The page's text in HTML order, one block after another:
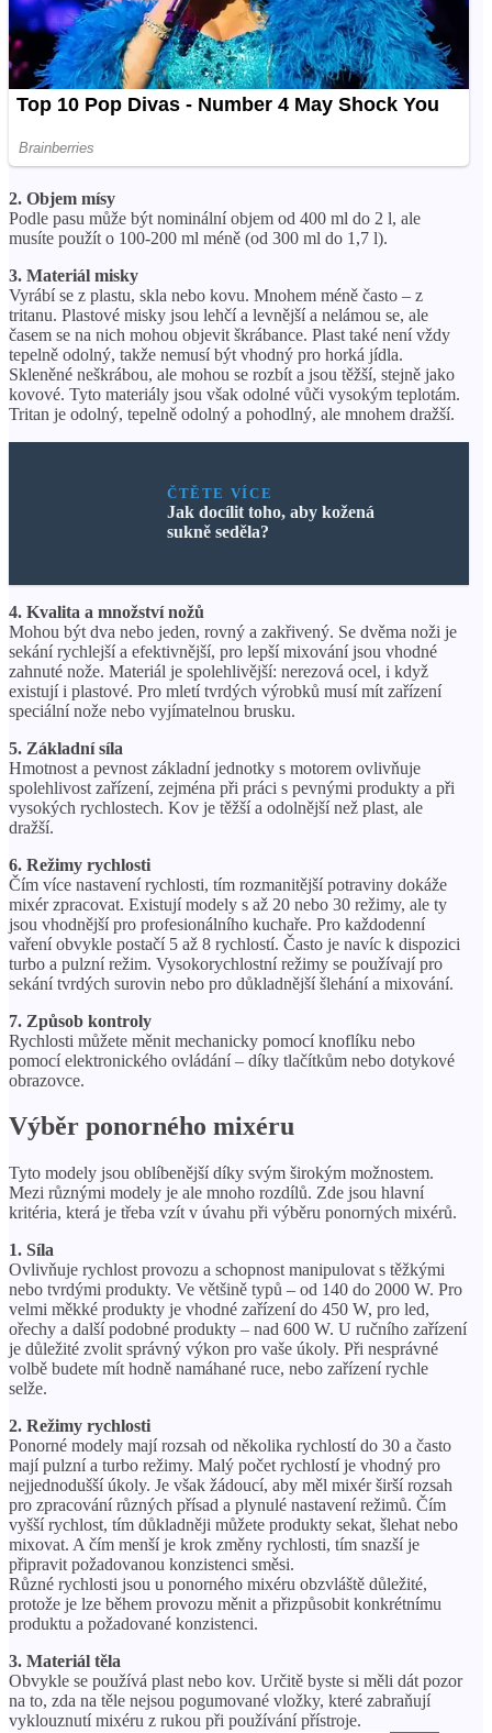
2. Objem mísy
Podle pasu může být nominální objem od 400 ml do 2 l, ale
musíte použít o 100-200 ml méně (od 300 ml do 1,7 l).
3. Materiál misky
Vyrábí se z plastu, skla nebo kovu. Mnohem méně často – z
tritanu. Plastové misky jsou lehčí a levnější a nelámou se, ale
časem se na nich mohou objevit škrábance. Plast také není vždy
tepelně odolný, takže nemusí být vhodný pro horká jídla.
Skleněné neškrábou, ale mohou se rozbít a jsou těžší, stejně jako
kovové. Tyto materiály jsou však odolné vůči vysokým teplotám.
Tritan je odolný, tepelně odolný a pohodlný, ale mnohem dražší.
ČTĚTE VÍCE
Jak docílit toho, aby kožená
sukně seděla?
4. Kvalita a množství nožů
Mohou být dva nebo jeden, rovný a zakřivený. Se dvěma noži je
sekání rychlejší a efektivnější, pro lepší mixování jsou vhodné
zahnuté nože. Materiál je spolehlivější: nerezová ocel, i když
existují i ​​plastové. Pro mletí tvrdých výrobků musí mít zařízení
speciální nože nebo vyjímatelnou brusku.
5. Základní síla
Hmotnost a pevnost základní jednotky s motorem ovlivňuje
spolehlivost zařízení, zejména při práci s pevnými produkty a při
vysokých rychlostech. Kov je těžší a odolnější než plast, ale
dražší.
6. Režimy rychlosti
Čím více nastavení rychlosti, tím rozmanitější potraviny dokáže
mixér zpracovat. Existují modely s až 20 nebo 30 režimy, ale ty
jsou vhodnější pro profesionálního kuchaře. Pro každodenní
vaření obvykle postačí 5 až 8 rychlostí. Často je navíc k dispozici
turbo a pulzní režim. Vysokorychlostní režimy se používají pro
sekání tvrdých surovin nebo pro důkladnější šlehání a mixování.
7. Způsob kontroly
Rychlosti můžete měnit mechanicky pomocí knoflíku nebo
pomocí elektronického ovládání – díky tlačítkům nebo dotykové
obrazovce.
Výběr ponorného mixéru
Tyto modely jsou oblíbenější díky svým širokým možnostem.
Mezi různými modely je ale mnoho rozdílů. Zde jsou hlavní
kritéria, která je třeba vzít v úvahu při výběru ponorných mixérů.
1. Síla
Ovlivňuje rychlost provozu a schopnost manipulovat s těžkými
nebo tvrdými produkty. Ve většině typů – od 140 do 2000 W. Pro
velmi měkké produkty je vhodné zařízení do 450 W, pro led,
ořechy a další podobné produkty – nad 600 W. U ručního zařízení
je důležité zvolit správný výkon pro vaše úkoly. Při nesprávné
volbě budete mít hodně namáhané ruce, nebo zařízení rychle
selže.
2. Režimy rychlosti
Ponorné modely mají rozsah od několika rychlostí do 30 a často
mají pulzní a turbo režimy. Malý počet rychlostí je vhodný pro
nejjednodušší úkoly. Je však žádoucí, aby měl mixér širší rozsah
pro zpracování různých přísad a plynulé nastavení režimů. Čím
vyšší rychlost, tím důkladněji můžete produkty sekat, šlehat nebo
mixovat. A čím menší je krok změny rychlosti, tím snazší je
připravit požadovanou konzistenci směsi.
Různé rychlosti jsou u ponorného mixéru obzvláště důležité,
protože je lze během provozu měnit a přizpůsobit konkrétnímu
produktu a požadované konzistenci.
3. Materiál těla
Obvykle se používá plast nebo kov. Určitě byste si měli dát pozor
na to, zda na těle nejsou pogumované vložky, které zabraňují
vyklouznutí mixéru z rukou při používání přístroje.